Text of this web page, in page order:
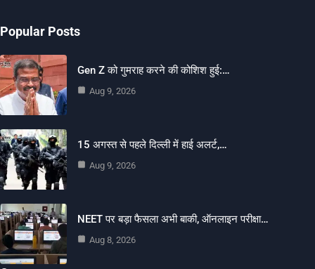
Popular Posts
Gen Z को गुमराह करने की कोशिश हुई:…
Aug 9, 2026
15 अगस्त से पहले दिल्ली में हाई अलर्ट,…
Aug 9, 2026
NEET पर बड़ा फैसला अभी बाकी, ऑनलाइन परीक्षा…
Aug 8, 2026